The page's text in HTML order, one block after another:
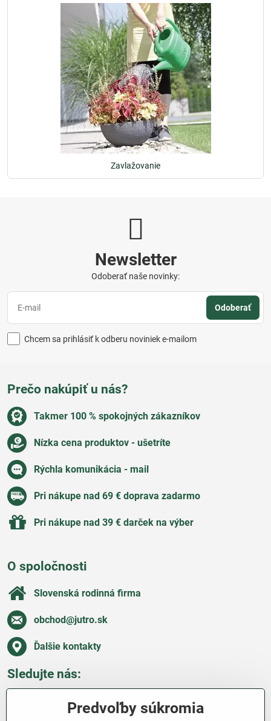
Zavlažovanie
Newsletter
Odoberať naše novinky:
Odoberať
Chcem sa prihlásiť k odberu noviniek e-mailom
Prečo nakúpiť u nás?
Takmer 100 % spokojných zákazníkov
Nízka cena produktov - ušetríte
Rýchla komunikácia - mail
Pri nákupe nad 69 € doprava zadarmo
Pri nákupe nad 39 € darček na výber
O spoločnosti
Slovenská rodinná firma
obchod​@jutro​.sk
Ďalšie kontakty
Sledujte nás:
Predvoľby súkromia